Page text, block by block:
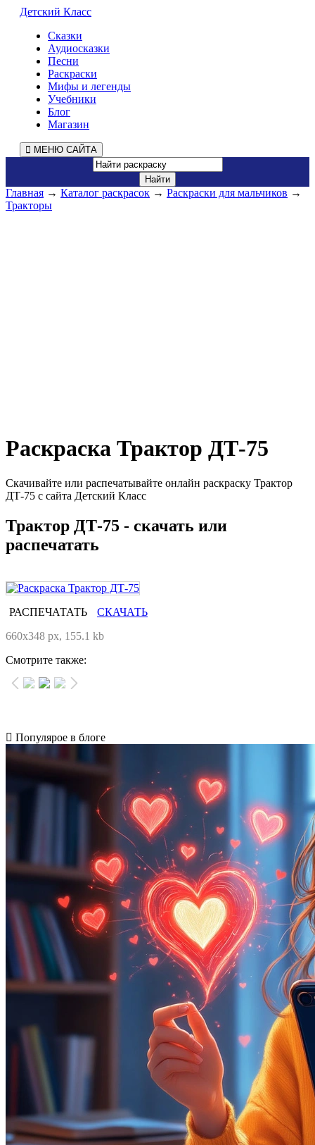
Детский Класс
Сказки
Аудиосказки
Песни
Раскраски
Мифы и легенды
Учебники
Блог
Магазин
МЕНЮ САЙТА
Главная → Каталог раскрасок → Раскраски для мальчиков →
Тракторы
Раскраска Трактор ДТ-75
Скачивайте или распечатывайте онлайн раскраску Трактор
ДТ-75 с сайта Детский Класс
Трактор ДТ-75 - скачать или
распечатать
РАСПЕЧАТАТЬ
СКАЧАТЬ
660x348 px, 155.1 kb
Смотрите также:
Популярое в блоге